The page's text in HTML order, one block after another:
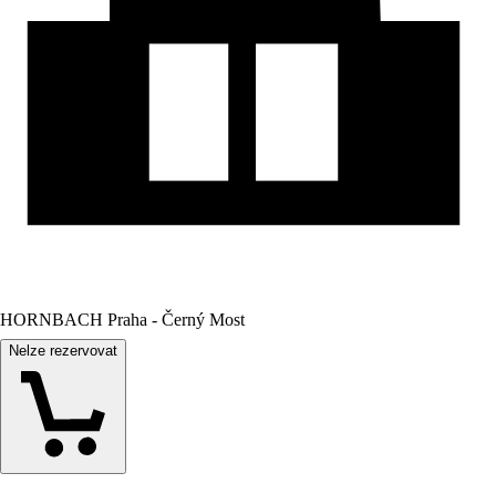
HORNBACH Praha - Černý Most
Nelze rezervovat